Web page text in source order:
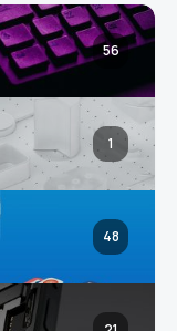
56
1
48